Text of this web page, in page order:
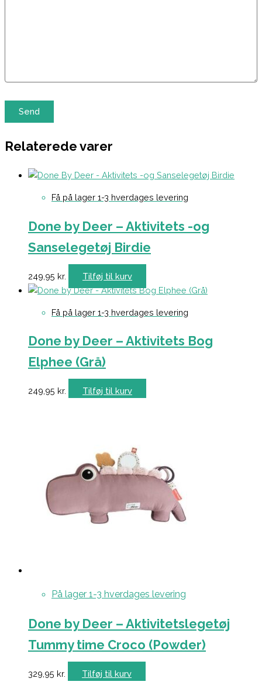
Relaterede varer
Få på lager 1-3 hverdages levering
Done by Deer – Aktivitets -og
Sanselegetøj Birdie
249,95 kr. Tilføj til kurv
Få på lager 1-3 hverdages levering
Done by Deer – Aktivitets Bog
Elphee (Grå)
249,95 kr. Tilføj til kurv
På lager 1-3 hverdages levering
Done by Deer – Aktivitetslegetøj
Tummy time Croco (Powder)
329,95 kr. Tilføj til kurv